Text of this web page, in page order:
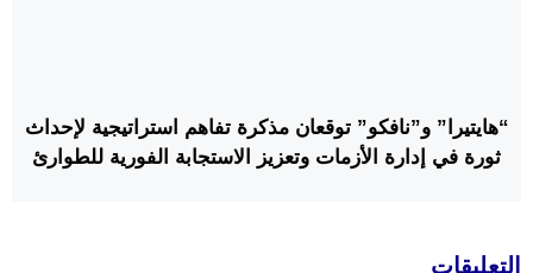
“هايتيرا” و”نافكو” توقعان مذكرة تفاهم استراتيجية لإحداث
ثورة في إدارة الأزمات وتعزيز الاستجابة الفورية للطوارئ
التعليقات